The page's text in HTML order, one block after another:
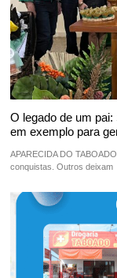
O legado de um
em exemplo para
APARECIDA DO
conquistas. Outros deixam